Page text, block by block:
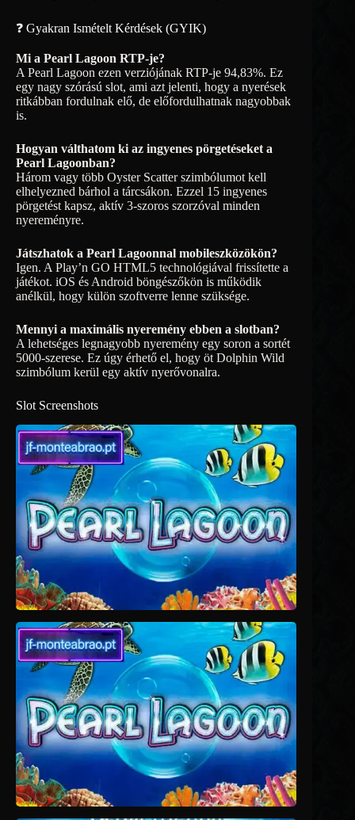
❓ Gyakran Ismételt Kérdések (GYIK)
Mi a Pearl Lagoon RTP-je?
A Pearl Lagoon ezen verziójának RTP-je 94,83%. Ez
egy nagy szórású slot, ami azt jelenti, hogy a nyerések
ritkábban fordulnak elő, de előfordulhatnak nagyobbak
is.
Hogyan válthatom ki az ingyenes pörgetéseket a
Pearl Lagoonban?
Három vagy több Oyster Scatter szimbólumot kell
elhelyezned bárhol a tárcsákon. Ezzel 15 ingyenes
pörgetést kapsz, aktív 3-szoros szorzóval minden
nyereményre.
Játszhatok a Pearl Lagoonnal mobileszközökön?
Igen. A Play’n GO HTML5 technológiával frissítette a
játékot. iOS és Android böngészőkön is működik
anélkül, hogy külön szoftverre lenne szüksége.
Mennyi a maximális nyeremény ebben a slotban?
A lehetséges legnagyobb nyeremény egy soron a sortét
5000-szerese. Ez úgy érhető el, hogy öt Dolphin Wild
szimbólum kerül egy aktív nyerővonalra.
Slot Screenshots